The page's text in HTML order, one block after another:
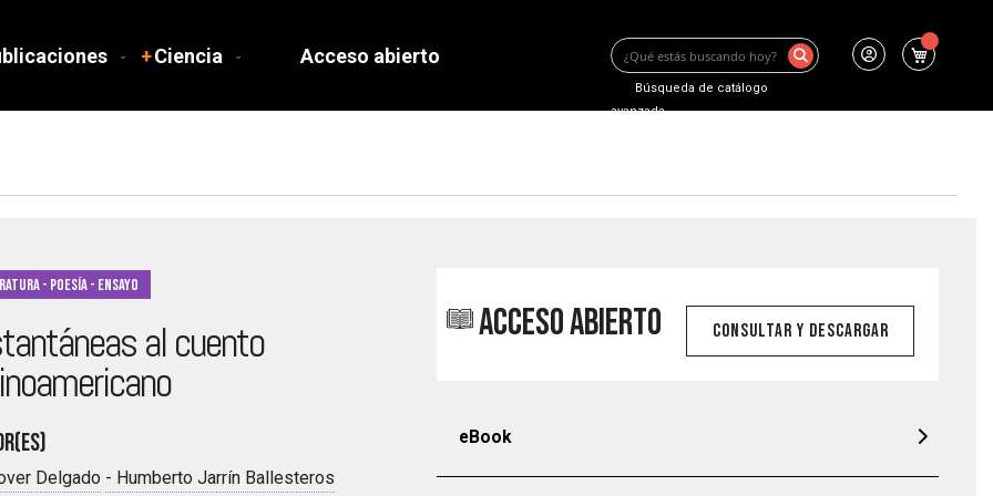
Ciencia
Acceso abierto
Búsqueda de catálogo
avanzada
Mi
- Poesía - Ensayo
al cuento
Delgado - Humberto Jarrín Ballesteros
Acceso abierto Consultar Y Descargar
eBook